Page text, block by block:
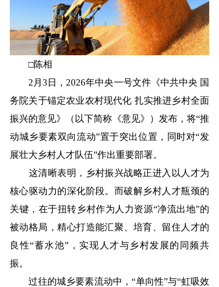
□陈相
2月3日，2026年中央一号文件《中共中央 国
务院关于锚定农业农村现代化 扎实推进乡村全面
振兴的意见》（以下简称《意见》）发布，将“推
动城乡要素双向流动”置于突出位置，同时对“发
展壮大乡村人才队伍”作出重要部署。
这清晰表明，乡村振兴战略正进入以人才为
核心驱动力的深化阶段。而破解乡村人才瓶颈的
关键，在于扭转乡村作为人力资源“净流出地”的
被动格局，精心打造能汇聚、培育、留住人才的
良性“蓄水池”，实现人才与乡村发展的同频共
振。
过往的城乡要素流动中，“单向性”与“虹吸效